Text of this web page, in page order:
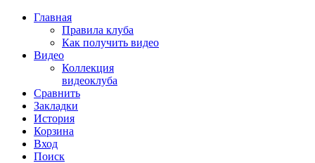
Главная
Правила клуба
Как получить видео
Видео
Коллекция
видеоклуба
Сравнить
Закладки
История
Корзина
Вход
Поиск